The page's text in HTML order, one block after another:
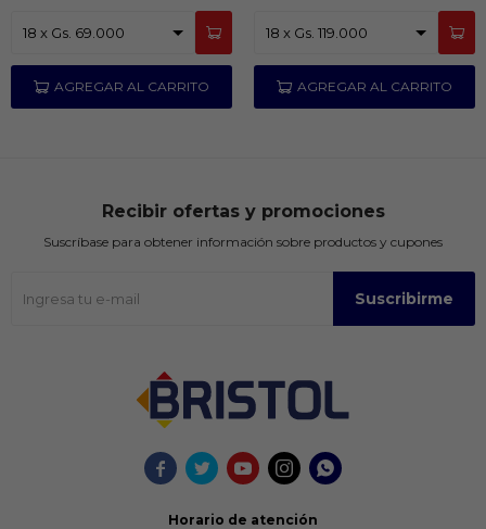
    
Horario de atención
Recibir ofertas y promociones
Suscríbase para obtener información sobre productos y cupones
Suscribirme